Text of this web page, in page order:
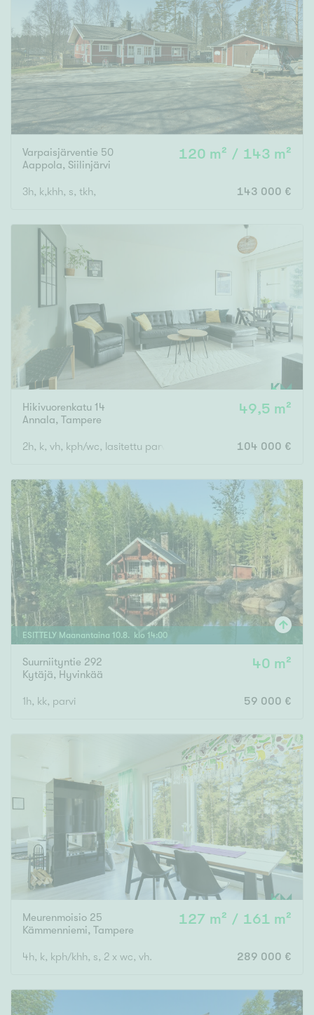
Varpaisjärventie 50
Aappola, Siilinjärvi
120 m² / 143 m²
3h, k,khh, s, tkh, 143 000 €
Hikivuorenkatu 14
Annala, Tampere
49,5 m²
2h, k, vh, kph/wc, lasitettu parveke 104 000 €
ESITTELY Maanantaina 10.8. klo 14:00
Suurniityntie 292
Kytäjä, Hyvinkää
40 m²
1h, kk, parvi 59 000 €
Meurenmoisio 25
Kämmenniemi, Tampere
127 m² / 161 m²
4h, k, kph/khh, s, 2 x wc, vh. 289 000 €